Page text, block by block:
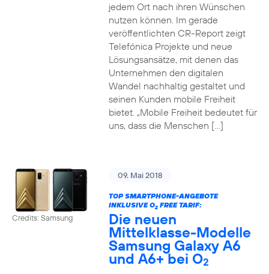
jedem Ort nach ihren Wünschen
nutzen können. Im gerade
veröffentlichten CR-Report zeigt
Telefónica Projekte und neue
Lösungsansätze, mit denen das
Unternehmen den digitalen
Wandel nachhaltig gestaltet und
seinen Kunden mobile Freiheit
bietet. „Mobile Freiheit bedeutet für
uns, dass die Menschen […]
Credits: Samsung
09. Mai 2018
TOP SMARTPHONE-ANGEBOTE
INKLUSIVE O2FREE TARIF:
Die neuen
Mittelklasse-Modelle
Samsung Galaxy A6
und A6+ bei O2